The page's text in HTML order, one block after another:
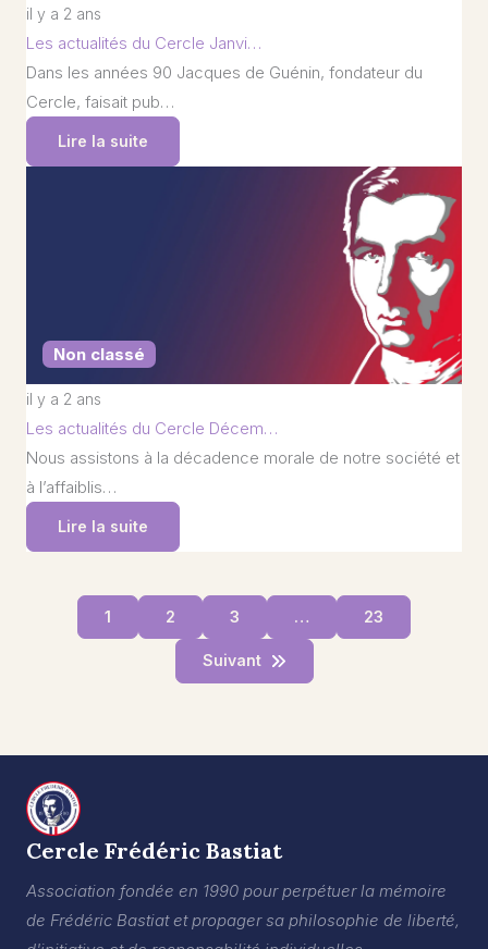
il y a 2 ans
Les actualités du Cercle Janvi…
Dans les années 90 Jacques de Guénin, fondateur du
Cercle, faisait pub…
Lire la suite
Non classé
il y a 2 ans
Les actualités du Cercle Décem…
Nous assistons à la décadence morale de notre société et
à l’affaiblis…
Lire la suite
1 2 3 … 23
Suivant
Cercle Frédéric Bastiat
Association fondée en 1990 pour perpétuer la mémoire
de Frédéric Bastiat et propager sa philosophie de liberté,